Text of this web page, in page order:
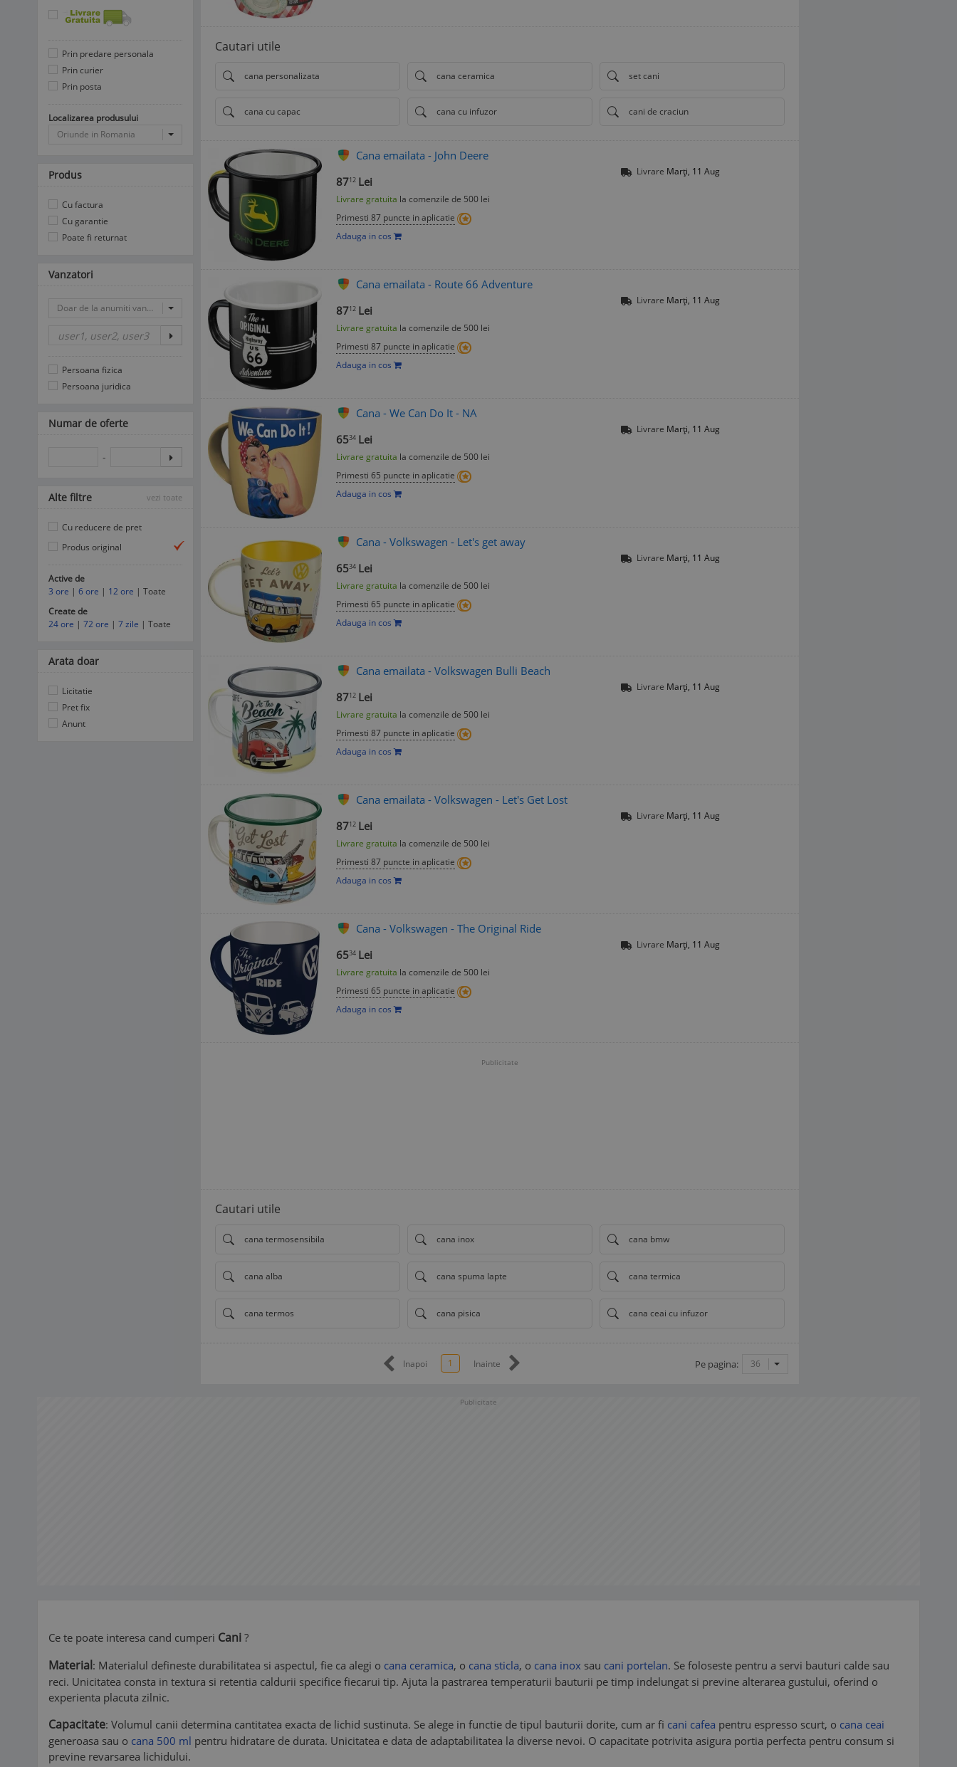
Cautari utile
cana personalizata cana ceramica set cani
cana cu capac cana cu infuzor cani de craciun
Cana emailata - John Deere
8712 Lei
Livrare gratuita la comenzile de 500 lei
Primesti 87 puncte in aplicatie
Adauga in cos
Livrare Marți, 11 Aug
Cana emailata - Route 66 Adventure
8712 Lei
Livrare gratuita la comenzile de 500 lei
Primesti 87 puncte in aplicatie
Adauga in cos
Livrare Marți, 11 Aug
Cana - We Can Do It - NA
6534 Lei
Livrare gratuita la comenzile de 500 lei
Primesti 65 puncte in aplicatie
Adauga in cos
Livrare Marți, 11 Aug
Cana - Volkswagen - Let's get away
6534 Lei
Livrare gratuita la comenzile de 500 lei
Primesti 65 puncte in aplicatie
Adauga in cos
Livrare Marți, 11 Aug
Cana emailata - Volkswagen Bulli Beach
8712 Lei
Livrare gratuita la comenzile de 500 lei
Primesti 87 puncte in aplicatie
Adauga in cos
Livrare Marți, 11 Aug
Cana emailata - Volkswagen - Let's Get Lost
8712 Lei
Livrare gratuita la comenzile de 500 lei
Primesti 87 puncte in aplicatie
Adauga in cos
Livrare Marți, 11 Aug
Cana - Volkswagen - The Original Ride
6534 Lei
Livrare gratuita la comenzile de 500 lei
Primesti 65 puncte in aplicatie
Adauga in cos
Livrare Marți, 11 Aug
Publicitate
Cautari utile
cana termosensibila cana inox cana bmw
cana alba cana spuma lapte cana termica
cana termos cana pisica cana ceai cu infuzor
Inapoi 1 Inainte Pe pagina: 36
Prin predare personala
Prin curier
Prin posta
Localizarea produsului
Oriunde in Romania
Produs
Cu factura
Cu garantie
Poate fi returnat
Vanzatori
Doar de la anumiti vanzatori
Persoana fizica
Persoana juridica
Numar de oferte
-
Alte filtre vezi toate
Cu reducere de pret
Produs original
Active de
3 ore | 6 ore | 12 ore | Toate
Create de
24 ore | 72 ore | 7 zile | Toate
Arata doar
Licitatie
Pret fix
Anunt
Publicitate
Ce te poate interesa cand cumperi Cani ?
Material: Materialul defineste durabilitatea si aspectul, fie ca alegi o cana ceramica, o cana sticla, o cana inox sau cani portelan. Se foloseste pentru a servi bauturi calde sau
reci. Unicitatea consta in textura si retentia caldurii specifice fiecarui tip. Ajuta la pastrarea temperaturii bauturii pe timp indelungat si previne alterarea gustului, oferind o
experienta placuta zilnic.
Capacitate: Volumul canii determina cantitatea exacta de lichid sustinuta. Se alege in functie de tipul bauturii dorite, cum ar fi cani cafea pentru espresso scurt, o cana ceai
generoasa sau o cana 500 ml pentru hidratare de durata. Unicitatea e data de adaptabilitatea la diverse nevoi. O capacitate potrivita asigura portia perfecta pentru consum si
previne revarsarea lichidului.